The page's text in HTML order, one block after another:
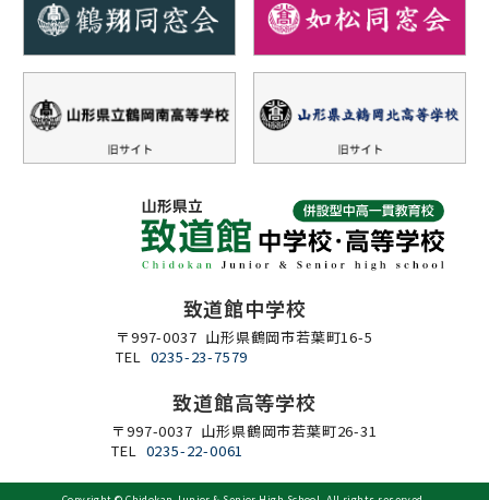
致道館中学校
〒997-0037 山形県鶴岡市若葉町16-5
TEL 0235-23-7579
致道館高等学校
〒997-0037 山形県鶴岡市若葉町26-31
TEL 0235-22-0061